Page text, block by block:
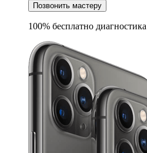
Позвонить мастеру
100% бесплатно диагностика